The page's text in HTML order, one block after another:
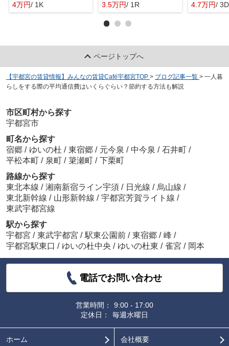
4万円/ 1K
3.5万円/ 1R
4.7万円/
ページトップへ
【宇都宮の賃貸情報】みんなの賃貸Café宇都宮TOP > ブログ記事一覧 > 一人暮
らしをする際の平均通信費はいくらぐらい？節約する方法も解説
市区町村から探す
宇都宮市
町名から探す
宿郷 / ゆいの杜 / 東宿郷 / 元今泉 / 中今泉 / 石井町 /
平松本町 / 泉町 / 簗瀬町 / 下栗町
路線から探す
東北本線 / 湘南新宿ライン宇須 / 日光線 / 烏山線 /
東北新幹線 / 山形新幹線 / 宇都宮芳賀ライト線 /
東武宇都宮線
駅から探す
宇都宮 / 東武宇都宮 / 駅東公園前 / 東宿郷 / 峰 /
宇都宮駅東口 / ゆいの杜中央 / ゆいの杜東 / 雀宮 / 岡本
電話でお問い合わせ
営業時間：
9:00 - 17:00
定休日：
毎週水曜日
ホーム 会社概要